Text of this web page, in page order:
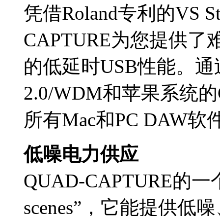
凭借Roland专利的VS
CAPTURE为您提供了
的低延时USB性能。
2.0/WDM和苹果系统
所有Mac和PC DAW软
低噪电力供应
QUAD-CAPTURE的一
scenes”，它能提供低